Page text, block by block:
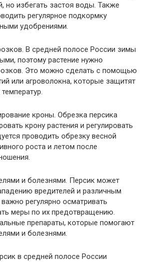
но избегать застоя воды. Также
регулярное подкормку
удобрениями.
В средней полосе России зимы
поэтому растение нужно
Это можно сделать с помощью
или агроволокна, которые защитят
кроны. Обрезка персика
крону растения и регулировать
проводить обрезку весной
роста и летом после
и болезнями. Персик может
вредителей и различным
регулярно осматривать
меры по их предотвращению.
препараты, которые помогают
и болезнями.
в средней полосе России